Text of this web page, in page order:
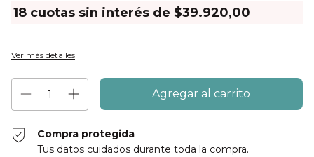
18 cuotas sin interés de $39.920,00
Ver más detalles
Compra protegida
Tus datos cuidados durante toda la compra.